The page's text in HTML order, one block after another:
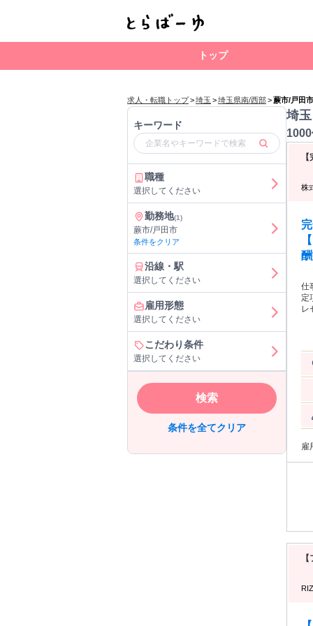
トップ
求人・転職トップ>埼玉 >埼玉県南/西部>蕨市/戸田
キーワード
職種
選択してください
勤務地(1)
蕨市/戸田市
条件をクリア
沿線・駅
選択してください
雇用形態
選択してください
こだわり条件
選択してください
検索
条件を全てクリア
埼
株
仕事内容: ■ 仕事内容
定
レ
で
入
雇